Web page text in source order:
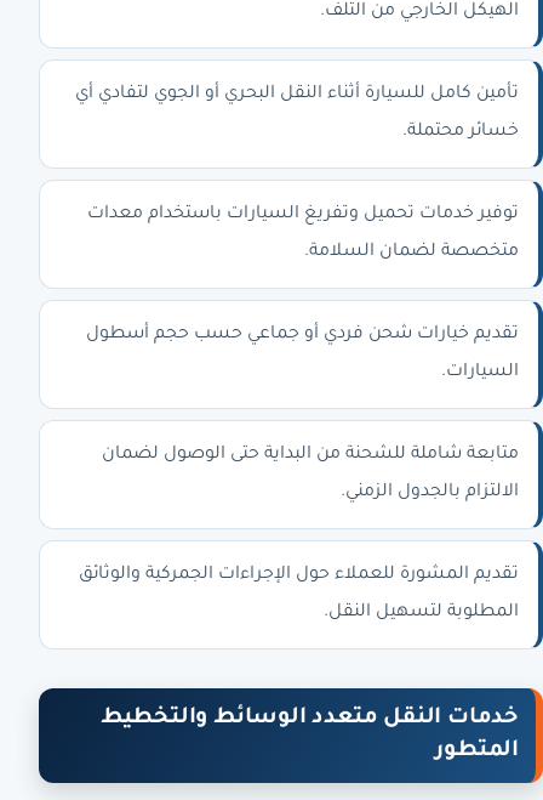
الهيكل الخارجي من التلف.
تأمين كامل للسيارة أثناء النقل البحري أو الجوي لتفادي أي
خسائر محتملة.
توفير خدمات تحميل وتفريغ السيارات باستخدام معدات
متخصصة لضمان السلامة.
تقديم خيارات شحن فردي أو جماعي حسب حجم أسطول
السيارات.
متابعة شاملة للشحنة من البداية حتى الوصول لضمان
الالتزام بالجدول الزمني.
تقديم المشورة للعملاء حول الإجراءات الجمركية والوثائق
المطلوبة لتسهيل النقل.
خدمات النقل متعدد الوسائط والتخطيط
المتطور